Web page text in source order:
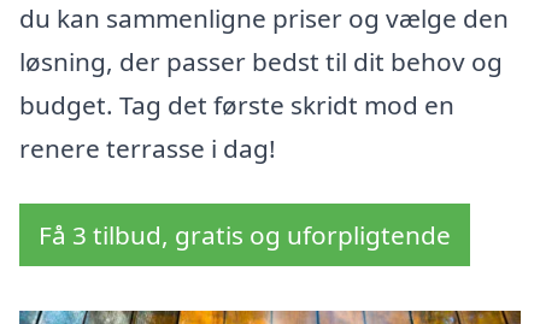
du kan sammenligne priser og vælge den
løsning, der passer bedst til dit behov og
budget. Tag det første skridt mod en
renere terrasse i dag!
Få 3 tilbud, gratis og uforpligtende